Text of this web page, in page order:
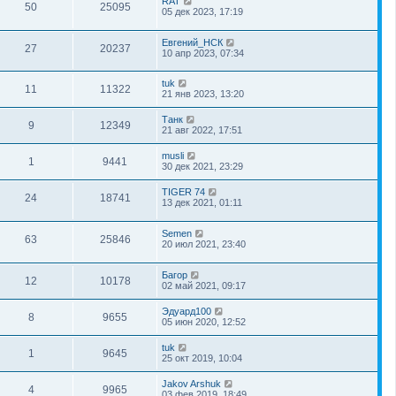
50 25095
05 дек 2023, 17:19
27 20237
Евгений_НСК
10 апр 2023, 07:34
11 11322
tuk
21 янв 2023, 13:20
9 12349
Танк
21 авг 2022, 17:51
1 9441
musli
30 дек 2021, 23:29
24 18741
TIGER 74
13 дек 2021, 01:11
63 25846
Semen
20 июл 2021, 23:40
12 10178
Багор
02 май 2021, 09:17
8 9655
Эдуард100
05 июн 2020, 12:52
1 9645
tuk
25 окт 2019, 10:04
4 9965
Jakov Arshuk